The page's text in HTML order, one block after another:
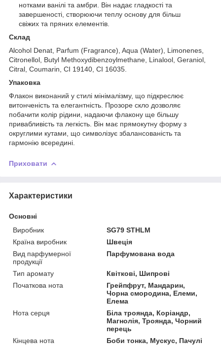
нотками ванілі та амбри. Він надає гладкості та
завершеності, створюючи теплу основу для більш
свіжих та пряних елементів.
Cклад
Alcohol Denat, Parfum (Fragrance), Aqua (Water), Limonenes,
Citronellol, Butyl Methoxydibenzoylmethane, Linalool, Geraniol,
Citral, Coumarin, CI 19140, CI 16035.
Упаковка
Флакон виконаний у стилі мінімалізму, що підкреслює
витонченість та елегантність. Прозоре скло дозволяє
побачити колір рідини, надаючи флакону ще більшу
привабливість та легкість. Він має прямокутну форму з
округлими кутами, що символізує збалансованість та
гармонію всередині.
Приховати
Характеристики
Основні
Виробник
SG79 STHLM
Країна виробник
Швеція
Вид парфумерної
продукції
Парфумована вода
Тип аромату
Квіткові, Шипрові
Початкова нота
Грейпфрут, Мандарин,
Чорна смородина, Елеми,
Елема
Нота серця
Біла троянда, Коріандр,
Магнолія, Троянда, Чорний
перець
Кінцева нота
Боби тонка, Мускус, Пачулі